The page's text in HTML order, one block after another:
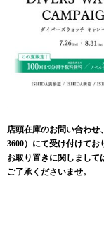
店頭在庫のお問い合わせ
3600）にて受け付けてお
お取り置きに関しまして
ご了承くださいませ。